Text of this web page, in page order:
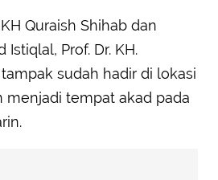
Quraish Shihab dan
Istiqlal, Prof. Dr. KH.
sudah hadir di lokasi
menjadi tempat akad pada